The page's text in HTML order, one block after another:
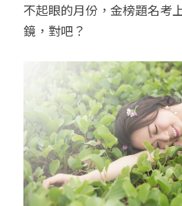
不起眼的月份，金榜題名考
鏡，對吧？